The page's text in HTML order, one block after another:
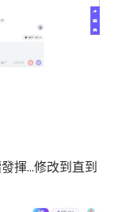
揮…修改到直到